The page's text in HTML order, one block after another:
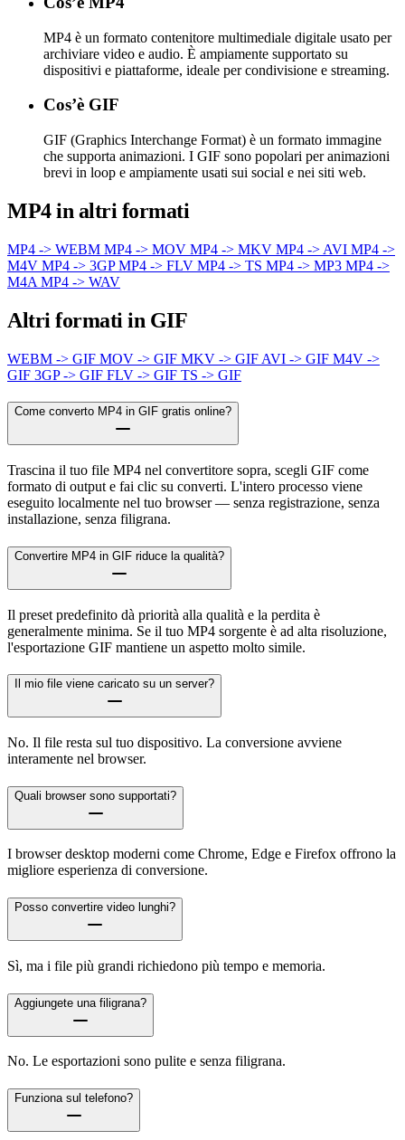
MP4 è un formato contenitore multimediale digitale usato per
archiviare video e audio. È ampiamente supportato su
dispositivi e piattaforme, ideale per condivisione e streaming.
Cos’è GIF
GIF (Graphics Interchange Format) è un formato immagine
che supporta animazioni. I GIF sono popolari per animazioni
brevi in loop e ampiamente usati sui social e nei siti web.
MP4 in altri formati
MP4 -> WEBM MP4 -> MOV MP4 -> MKV MP4 -> AVI MP4 ->
M4V MP4 -> 3GPMP4 -> FLV MP4 -> TS MP4 -> MP3 MP4 ->
M4A MP4 -> WAV
Altri formati in GIF
WEBM -> GIF MOV -> GIF MKV -> GIF AVI -> GIF M4V ->
GIF 3GP -> GIF FLV -> GIF TS -> GIF
Come converto MP4 in GIF gratis online?
Trascina il tuo file MP4 nel convertitore sopra, scegli GIF come
formato di output e fai clic su converti. L'intero processo viene
eseguito localmente nel tuo browser — senza registrazione, senza
installazione, senza filigrana.
Convertire MP4 in GIF riduce la qualità?
Il preset predefinito dà priorità alla qualità e la perdita è
generalmente minima. Se il tuo MP4 sorgente è ad alta risoluzione,
l'esportazione GIF mantiene un aspetto molto simile.
Il mio file viene caricato su un server?
No. Il file resta sul tuo dispositivo. La conversione avviene
interamente nel browser.
Quali browser sono supportati?
I browser desktop moderni come Chrome, Edge e Firefox offrono la
migliore esperienza di conversione.
Posso convertire video lunghi?
Sì, ma i file più grandi richiedono più tempo e memoria.
Aggiungete una filigrana?
No. Le esportazioni sono pulite e senza filigrana.
Funziona sul telefono?